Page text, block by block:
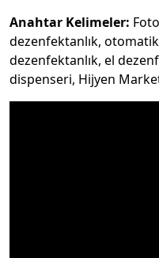
Anahtar Kelimeler:
dezenfektanlık,
dezenfektanlık, el
dispenseri, Hijyen